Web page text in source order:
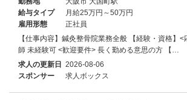
給与タイプ
月給25万円～50万円
雇用形態
正社員
【仕事内容】鍼灸整骨院業務全般 【経験・資格】
師 未経験可 <歓迎要件> 長く勤める意思の方 【…
求人の更新日 2026-08-06
スポンサー
求人ボックス